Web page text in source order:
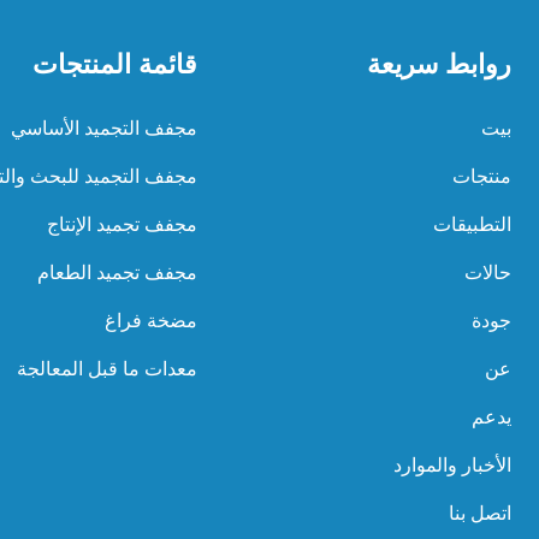
روابط سريعة
بيت
منتجات
التطبيقات
حالات
جودة
عن
يدعم
الأخبار والموارد
اتصل بنا
قائمة المنتجات
مجفف التجميد الأساسي
مجفف التجميد للبحث
مجفف تجميد الإنتاج
مجفف تجميد الطعام
مضخة فراغ
معدات ما قبل المعالجة